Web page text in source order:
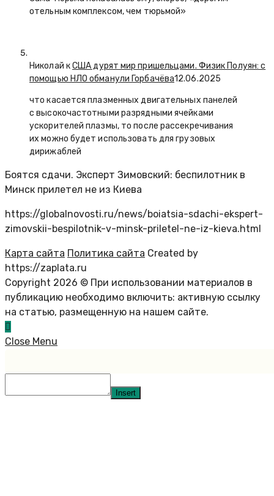
отельным комплексом, чем тюрьмой»
Николай кСША дурят мир пришельцами. Физик Полуян: с
помощью НЛО обманули Горбачёва12.06.2025
что касается плазменных двигательных панелей
с высокочастотными разрядными ячейками
ускорителей плазмы, то после рассекречивания
их можно будет использовать для грузовых
дирижаблей
Боятся сдачи. Эксперт Зимовский: беспилотник в
Минск прилетел не из Киева
https://globalnovosti.ru/news/boiatsia-sdachi-ekspert-
zimovskii-bespilotnik-v-minsk-priletel-ne-iz-kieva.html
Карта сайта Политика сайта Created by
https://zaplata.ru
Copyright 2026 © При использовании материалов в
публикацию необходимо включить: активную ссылку
на статью, размещенную на нашем сайте.
Close Menu
Insert